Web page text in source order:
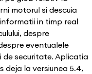
motorul si descuia
in timp real
despre
eventualele
de securitate. Aplicatia
deja la versiunea 5.4,